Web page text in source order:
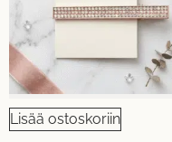
Lisää ostoskoriin